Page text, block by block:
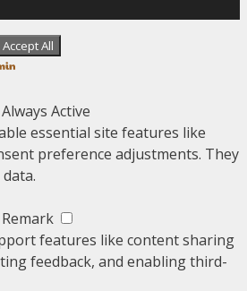
Accept All
Always Active
essential site features like
preference adjustments. They
Remark
features like content sharing
feedback, and enabling third-